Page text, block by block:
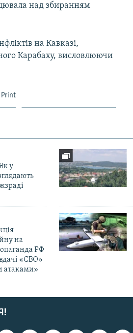
над збиранням
на Кавказі,
Карабаху, висловлюючи
Print
у
на
РФ
«СВО»
атаками»